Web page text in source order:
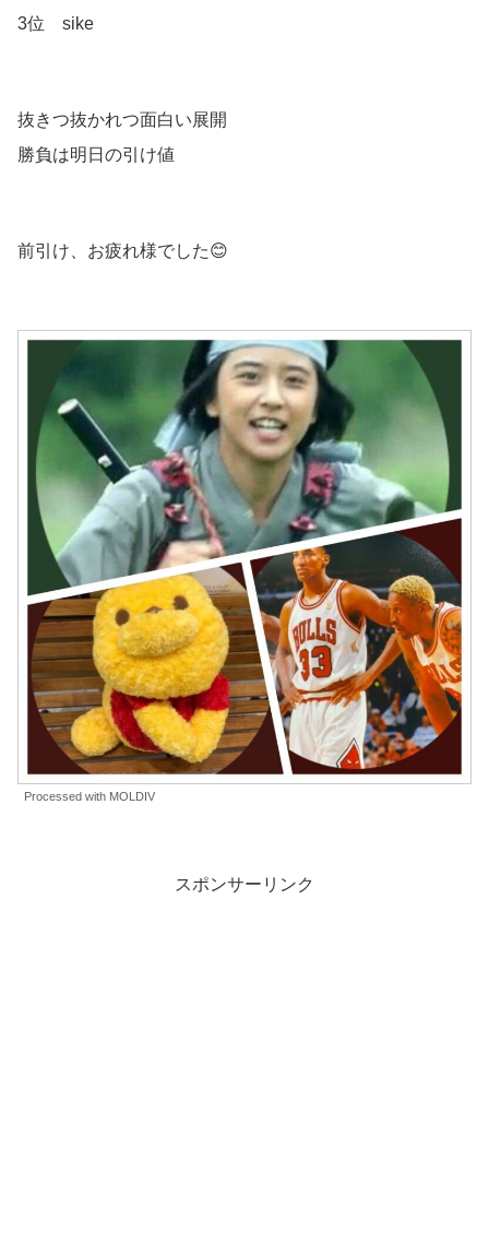
3位 sike
抜きつ抜かれつ面白い展開
勝負は明日の引け値
前引け、お疲れ様でした😊
Processed with MOLDIV
スポンサーリンク